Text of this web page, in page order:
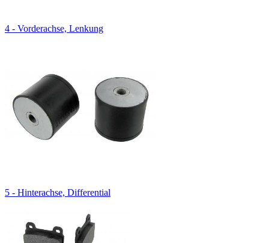
4 - Vorderachse, Lenkung
5 - Hinterachse, Differential